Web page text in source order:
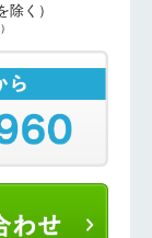
く）